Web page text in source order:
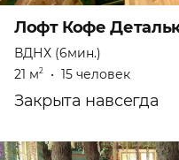
Лофт Кофе
ВДНХ (6мин.)
21 м2 • 15 человек
Закрыта навсегда